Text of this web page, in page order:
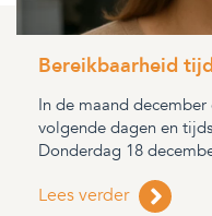
Bereikbaarheid
In de maand
volgende dagen en
Donderdag 18
Lees verder